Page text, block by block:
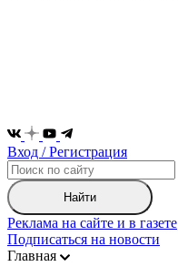
Вход / Регистрация
Найти
Реклама на сайте и в газете
Подписаться на новости
Главная